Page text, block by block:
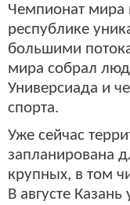
Чемпионат мира
республике
большими
мира собрал
Универсиада и
спорта.
Уже сейчас
запланирована
крупных, в том
В августе